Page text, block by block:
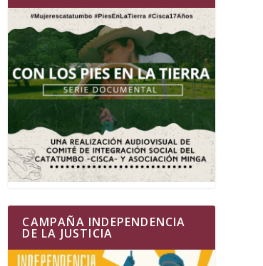
CAMPAÑA INDEPENDENCIA
DE LA JUSTICIA